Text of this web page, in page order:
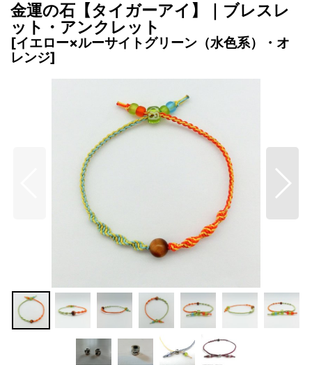
金運の石【タイガーアイ】｜ブレスレ
ット・アンクレット
[イエロー×ルーサイトグリーン（水色系）・オ
レンジ]